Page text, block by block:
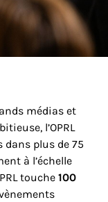
médias et
l’OPRL
dans plus de 75
à l’échelle
touche100